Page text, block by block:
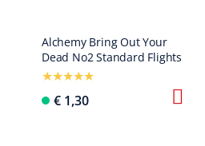
Alchemy Bring Out Your
Dead No2 Standard Flights
€ 1,30